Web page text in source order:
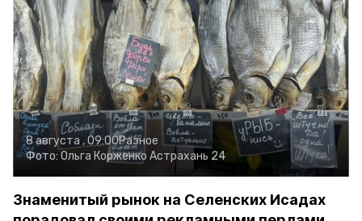
8 августа , 09:00Разное
Фото: Ольга Корженко Астрахань 24
Знаменитый рынок на Селенских Исадах